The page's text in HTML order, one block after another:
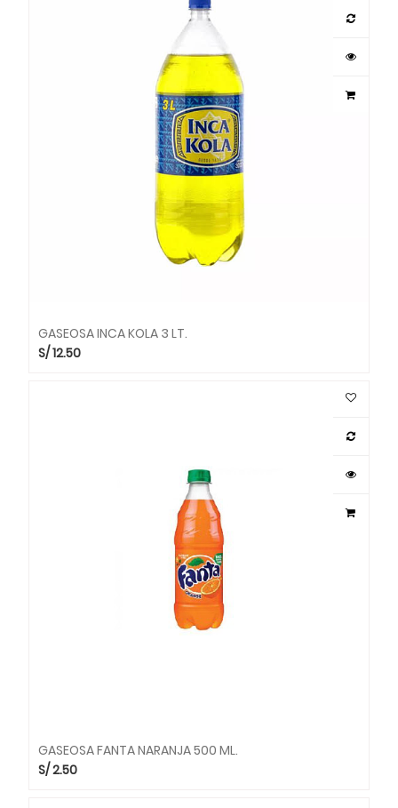
GASEOSA INCA KOLA 3 LT.
S/12.50
GASEOSA FANTA NARANJA 500 ML.
S/2.50